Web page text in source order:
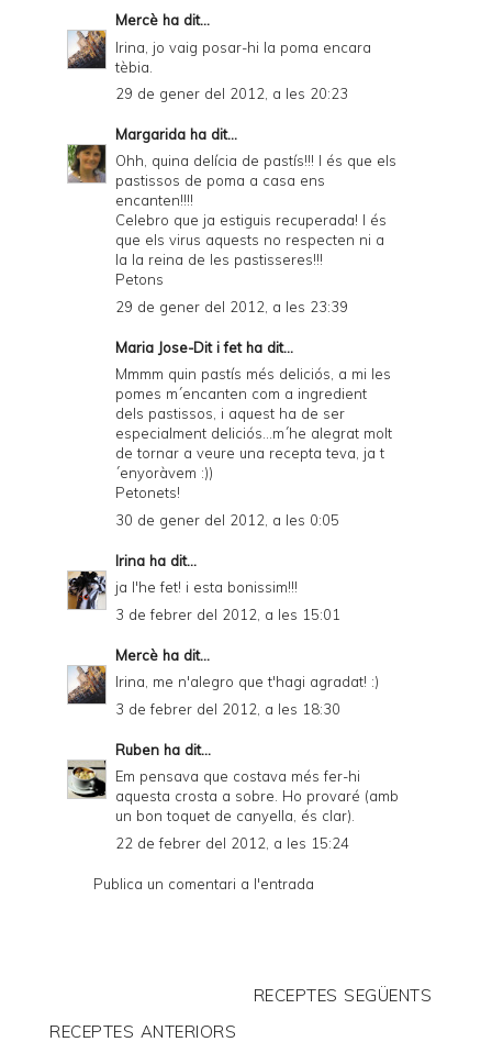
Mercè ha dit...
Irina, jo vaig posar-hi la poma encara
tèbia.
29 de gener del 2012, a les 20:23
Margarida ha dit...
Ohh, quina delícia de pastís!!! I és que els
pastissos de poma a casa ens
encanten!!!!
Celebro que ja estiguis recuperada! I és
que els virus aquests no respecten ni a
la la reina de les pastisseres!!!
Petons
29 de gener del 2012, a les 23:39
Maria Jose-Dit i fetha dit...
Mmmm quin pastís més deliciós, a mi les
pomes m´encanten com a ingredient
dels pastissos, i aquest ha de ser
especialment deliciós...m´he alegrat molt
de tornar a veure una recepta teva, ja t
´enyoràvem :))
Petonets!
30 de gener del 2012, a les 0:05
Irina ha dit...
ja l'he fet! i esta bonissim!!!
3 de febrer del 2012, a les 15:01
Mercè ha dit...
Irina, me n'alegro que t'hagi agradat! :)
3 de febrer del 2012, a les 18:30
Ruben ha dit...
Em pensava que costava més fer-hi
aquesta crosta a sobre. Ho provaré (amb
un bon toquet de canyella, és clar).
22 de febrer del 2012, a les 15:24
Publica un comentari a l'entrada
RECEPTES SEGÜENTS
RECEPTES ANTERIORS